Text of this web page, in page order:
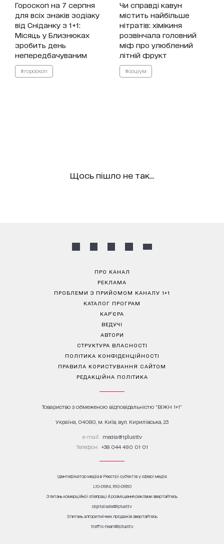
Гороскоп на 7 серпня
для всіх знаків зодіаку
від Сніданку з 1+1:
Місяць у Близнюках
зробить день
непередбачуваним
#гороскоп
Чи справді кавун
містить найбільше
нітратів: хімікиня
розвінчала головний
міф про улюблений
літній фрукт
#соціум
Щось пішло не так...
ПРО КАНАЛ
РЕКЛАМА
ПРОБЛЕМИ З ПРИЙОМОМ КАНАЛУ 1+1
КАТАЛОГ ПРОГРАМ
КАР’ЄРА
ВЕДУЧІ
АВТОРИ
СТРУКТУРА ВЛАСНОСТІ
ПОЛІТИКА КОНФІДЕНЦІЙНОСТІ
ПРАВИЛА КОРИСТУВАННЯ САЙТОМ
РЕДАКЦІЙНА ПОЛІТИКА
Товариство з обмеженою відповідальністю "ВІЖН 1+1"
Україна, 04080, м. Київ, вул. Кирилівська, 23
е-mail: media@1plus1.tv
Телефон: +38 044 490 01 01
Ідентифікатор медіа в Реєстрі суб’єктів у сфері медіа:
L10-01914, R10-01810
З питань комерційної співпраці й розміщення реклами звертайтесь
digital.sale@1plus1.tv
З питань алгоритмічних продажів звертайтесь
traffic-team@1plus1.tv